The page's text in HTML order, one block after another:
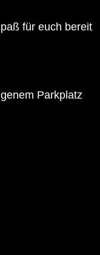
für euch bereit
Parkplatz